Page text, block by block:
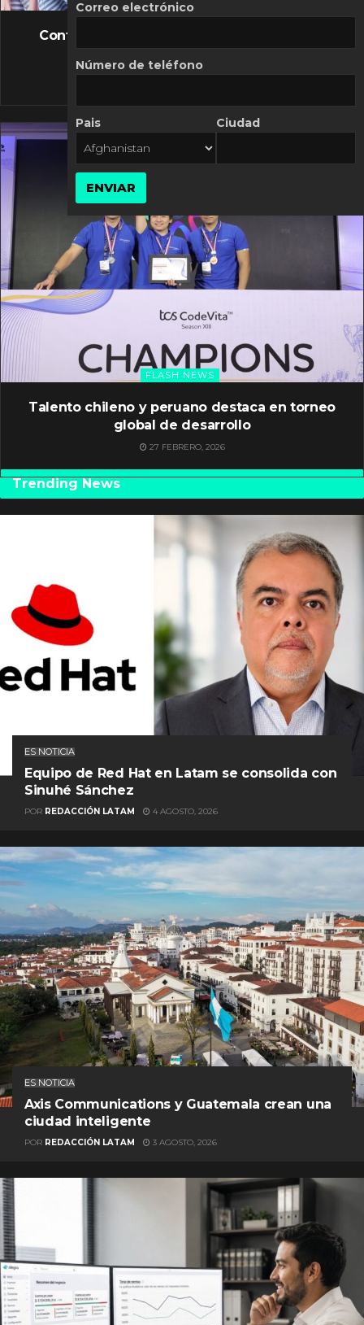
FLASH NEWS
Controversia de Mercado Libre por costos
10 MARZO, 2026
FLASH NEWS
Talento chileno y peruano destaca en torneo
global de desarrollo
27 FEBRERO, 2026
Trending News
ES NOTICIA
Equipo de Red Hat en Latam se consolida con
Sinuhé Sánchez
POR REDACCIÓN LATAM 4 AGOSTO, 2026
ES NOTICIA
Axis Communications y Guatemala crean una
ciudad inteligente
POR REDACCIÓN LATAM 3 AGOSTO, 2026
Correo electrónico
Número de teléfono
Pais Ciudad
ENVIAR